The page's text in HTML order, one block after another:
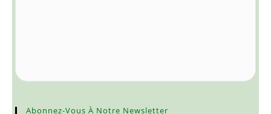
Abonnez-Vous À Notre Newsletter